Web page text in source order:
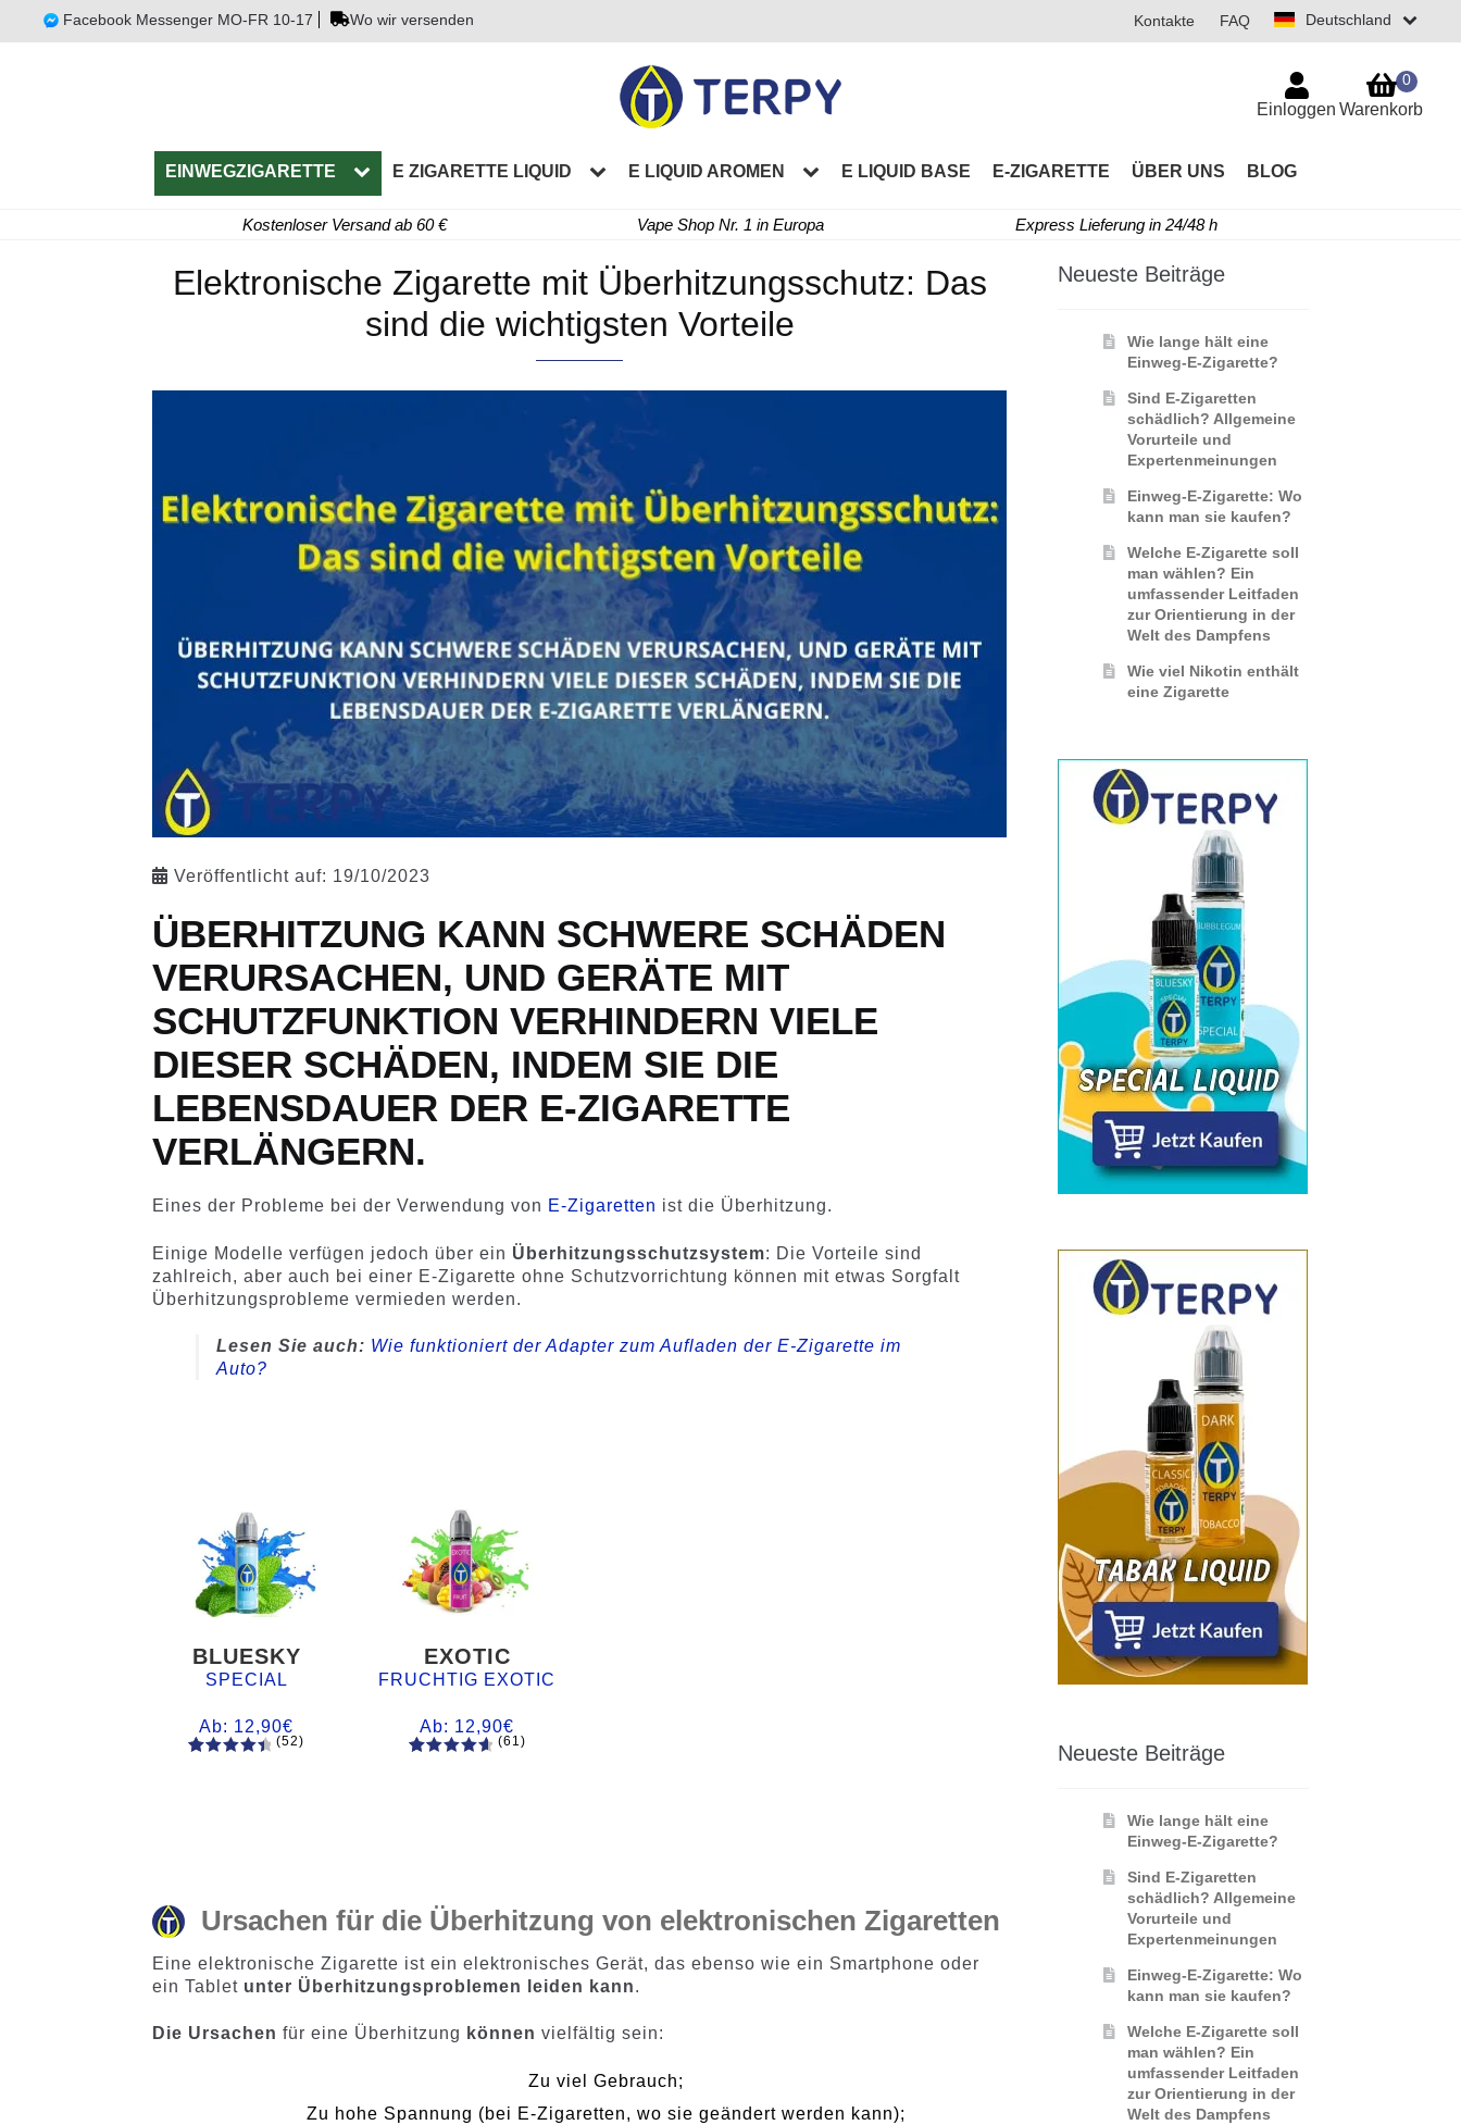
Facebook Messenger MO-FR 10-17 Wo wir versenden Deutschland
Kontakte FAQ
EINWEGZIGARETTE E ZIGARETTE LIQUID E LIQUID AROMEN E LIQUID BASE E-ZIGARETTE ÜBER UNS BLOG
Einloggen Warenkorb
0
Kostenloser Versand ab 60 € Vape Shop Nr. 1 in Europa Express Lieferung in 24/48 h
Elektronische Zigarette mit Überhitzungsschutz: Das
sind die wichtigsten Vorteile
Veröffentlicht auf: 19/10/2023
ÜBERHITZUNG KANN SCHWERE SCHÄDEN
VERURSACHEN, UND GERÄTE MIT
SCHUTZFUNKTION VERHINDERN VIELE
DIESER SCHÄDEN, INDEM SIE DIE
LEBENSDAUER DER E-ZIGARETTE
VERLÄNGERN.
Eines der Probleme bei der Verwendung von E-Zigaretten ist die Überhitzung.
Einige Modelle verfügen jedoch über ein Überhitzungsschutzsystem: Die Vorteile sind
zahlreich, aber auch bei einer E-Zigarette ohne Schutzvorrichtung können mit etwas Sorgfalt
Überhitzungsprobleme vermieden werden.
Lesen Sie auch: Wie funktioniert der Adapter zum Aufladen der E-Zigarette im
Auto?
BLUESKY
SPECIAL
Ab: 12,90€
ewertung
en
(52)
EXOTIC
FRUCHTIG EXOTIC
Ab: 12,90€
ewertung
en
(61)
Ursachen für die Überhitzung von elektronischen Zigaretten
Eine elektronische Zigarette ist ein elektronisches Gerät, das ebenso wie ein Smartphone oder
ein Tablet unter Überhitzungsproblemen leiden kann.
Die Ursachenfür eine Überhitzung könnenvielfältig sein:
Zu viel Gebrauch;
Zu hohe Spannung (bei E-Zigaretten, wo sie geändert werden kann);
Neueste Beiträge
Wie lange hält eine
Einweg-E-Zigarette?
Sind E-Zigaretten
schädlich? Allgemeine
Vorurteile und
Expertenmeinungen
Einweg-E-Zigarette: Wo
kann man sie kaufen?
Welche E-Zigarette soll
man wählen? Ein
umfassender Leitfaden
zur Orientierung in der
Welt des Dampfens
Wie viel Nikotin enthält
eine Zigarette
Neueste Beiträge
Wie lange hält eine
Einweg-E-Zigarette?
Sind E-Zigaretten
schädlich? Allgemeine
Vorurteile und
Expertenmeinungen
Einweg-E-Zigarette: Wo
kann man sie kaufen?
Welche E-Zigarette soll
man wählen? Ein
umfassender Leitfaden
zur Orientierung in der
Welt des Dampfens